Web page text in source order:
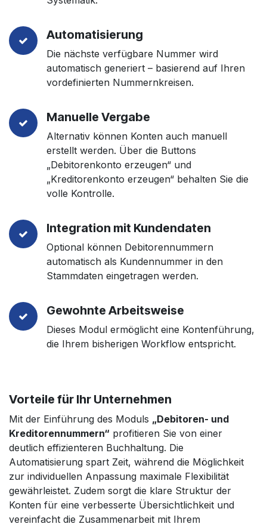
Automatisierung
Die nächste verfügbare Nummer wird
automatisch generiert – basierend auf Ihren
vordefinierten Nummernkreisen.
Manuelle Vergabe
Alternativ können Konten auch manuell
erstellt werden. Über die Buttons
„Debitorenkonto erzeugen“ und
„Kreditorenkonto erzeugen“ behalten Sie die
volle Kontrolle.
Integration mit Kundendaten
Optional können Debitorennummern
automatisch als Kundennummer in den
Stammdaten eingetragen werden.
Gewohnte Arbeitsweise
Dieses Modul ermöglicht eine Kontenführung,
die Ihrem bisherigen Workflow entspricht.
Vorteile für Ihr Unternehmen
Mit der Einführung des Moduls „Debitoren- und
Kreditorennummern“ profitieren Sie von einer
deutlich effizienteren Buchhaltung. Die
Automatisierung spart Zeit, während die Möglichkeit
zur individuellen Anpassung maximale Flexibilität
gewährleistet. Zudem sorgt die klare Struktur der
Konten für eine verbesserte Übersichtlichkeit und
vereinfacht die Zusammenarbeit mit Ihrem